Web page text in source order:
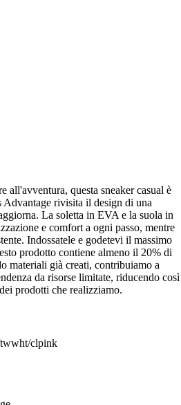
all'avventura, questa sneaker casual è
Advantage rivisita il design di una
La soletta in EVA e la suola in
e comfort a ogni passo, mentre
Indossatele e godetevi il massimo
prodotto contiene almeno il 20% di
materiali già creati, contribuiamo a
da risorse limitate, riducendo così
prodotti che realizziamo.
clpink